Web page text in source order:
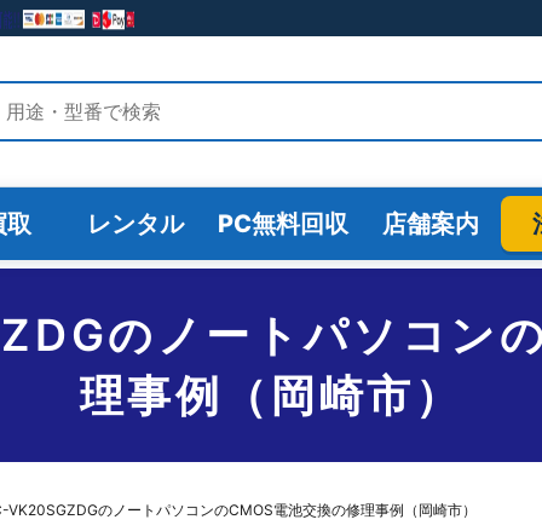
取 レンタル PC無料回収 店舗案内
のノートパソコン
理事例（岡崎市）
VK20SGZDGのノートパソコンのCMOS電池交換の修理事例（岡崎市）